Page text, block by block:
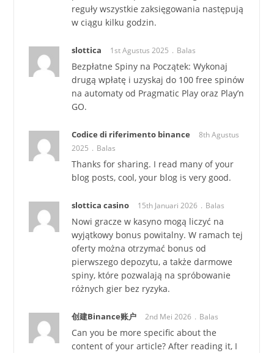
reguły wszystkie zaksięgowania następują
w ciągu kilku godzin.
slottica 1st Agustus 2025 Balas
Bezpłatne Spiny na Początek: Wykonaj
drugą wpłatę i uzyskaj do 100 free spinów
na automaty od Pragmatic Play oraz Play’n
GO.
Codice di riferimento binance
8th Agustus
2025
Balas
Thanks for sharing. I read many of your
blog posts, cool, your blog is very good.
slottica casino 15th Januari 2026 Balas
Nowi gracze w kasyno mogą liczyć na
wyjątkowy bonus powitalny. W ramach tej
oferty można otrzymać bonus od
pierwszego depozytu, a także darmowe
spiny, które pozwalają na spróbowanie
różnych gier bez ryzyka.
创建Binance账户 2nd Mei 2026 Balas
Can you be more specific about the
content of your article? After reading it, I